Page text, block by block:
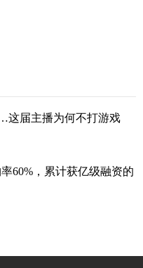
这届主播为何不打游戏
60%，累计获亿级融资的